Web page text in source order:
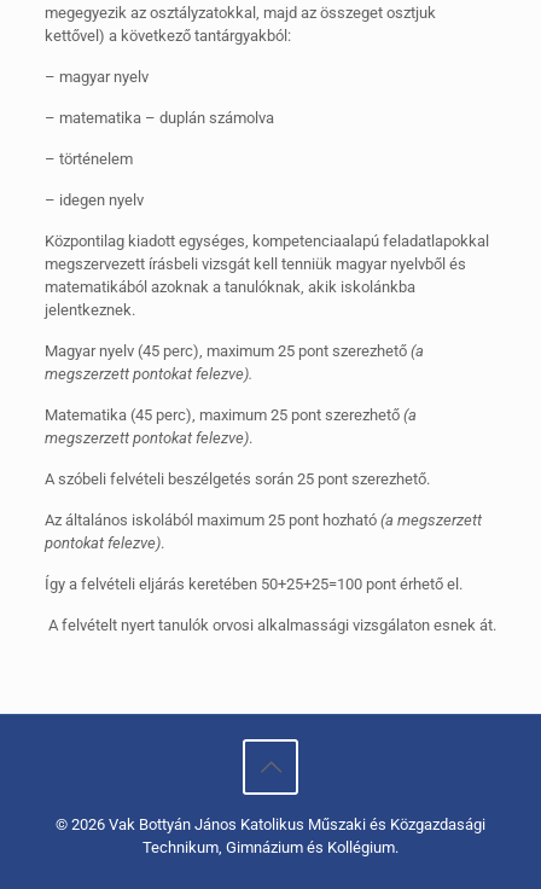
megegyezik az osztályzatokkal, majd az összeget osztjuk
kettővel) a következő tantárgyakból:
– magyar nyelv
– matematika – duplán számolva
– történelem
– idegen nyelv
Központilag kiadott egységes, kompetenciaalapú feladatlapokkal
megszervezett írásbeli vizsgát kell tenniük magyar nyelvből és
matematikából azoknak a tanulóknak, akik iskolánkba
jelentkeznek.
Magyar nyelv (45 perc), maximum 25 pont szerezhető (a
megszerzett pontokat felezve).
Matematika (45 perc), maximum 25 pont szerezhető (a
megszerzett pontokat felezve).
A szóbeli felvételi beszélgetés során 25 pont szerezhető.
Az általános iskolából maximum 25 pont hozható (a megszerzett
pontokat felezve).
Így a felvételi eljárás keretében 50+25+25=100 pont érhető el.
A felvételt nyert tanulók orvosi alkalmassági vizsgálaton esnek át.
© 2026 Vak Bottyán János Katolikus Műszaki és Közgazdasági
Technikum, Gimnázium és Kollégium.